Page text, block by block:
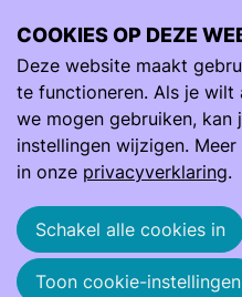
Weet jij al wat je wilt
Weet jij al wat je wilt
Je hebt de vraag ‘weet jij
al heel vaak gehoord.
idee hebt wat er allemaal
reuze is. Enne, wat past
En misschien nog wel
COOKIES OP DEZE
Deze website maakt
te functioneren. Als je wilt
we mogen gebruiken, kan
instellingen wijzigen.
in onze privacyverklaring.
Schakel alle cookies in
Toon cookie-instellingen